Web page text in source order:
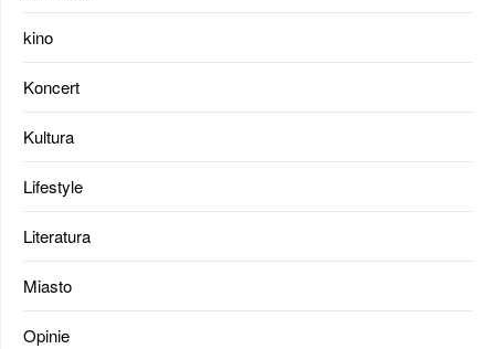
kino
Koncert
Kultura
Lifestyle
Literatura
Miasto
Opinie